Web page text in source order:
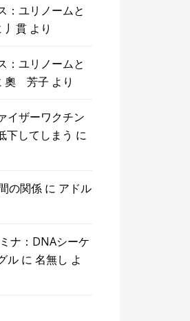
：ユリノームと
丿貫 より
：ユリノームと
奧 芳子 より
イザーワクチン
下してしまう に
の関係 に アドル
ナ：DNAシーケ
ル に名無し よ